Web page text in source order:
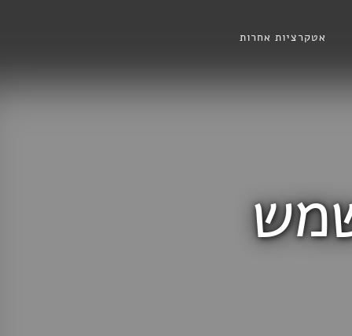
אטקרציות אחרות